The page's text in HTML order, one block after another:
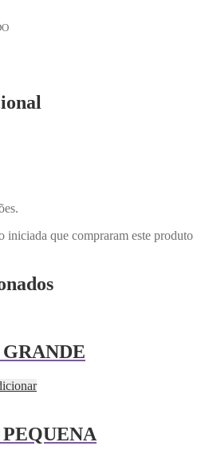
iniciada que compraram este produto